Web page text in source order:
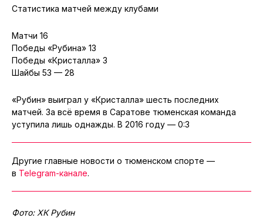
Статистика матчей между клубами
Матчи 16
Победы «Рубина» 13
Победы «Кристалла» 3
Шайбы 53 — 28
«Рубин» выиграл у «Кристалла» шесть последних
матчей. За всё время в Саратове тюменская команда
уступила лишь однажды. В 2016 году — 0:3
Другие главные новости о тюменском спорте —
в Telegram-канале.
Фото: ХК Рубин